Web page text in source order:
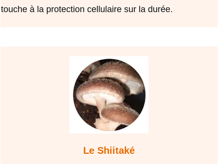
touche à la protection cellulaire sur la durée.
Le Shiitaké